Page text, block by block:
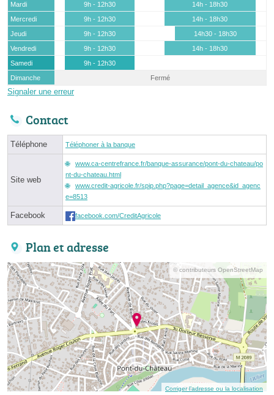
Mardi
9h - 12h30
14h - 18h30
Mercredi
9h - 12h30
14h - 18h30
Jeudi
9h - 12h30
14h30 - 18h30
Vendredi
9h - 12h30
14h - 18h30
Samedi
9h - 12h30
Dimanche
Fermé
Signaler une erreur
Contact
Téléphone Téléphoner à la banque
Site web
www.ca-centrefrance.fr/banque-assurance/pont-du-chateau/po
nt-du-chateau.html
www.credit-agricole.fr/spip.php?page=detail_agence&id_agenc
e=8513
Facebook facebook.com/CreditAgricole
Plan et adresse
© contributeurs OpenStreetMap
Corriger l’adresse ou la localisation